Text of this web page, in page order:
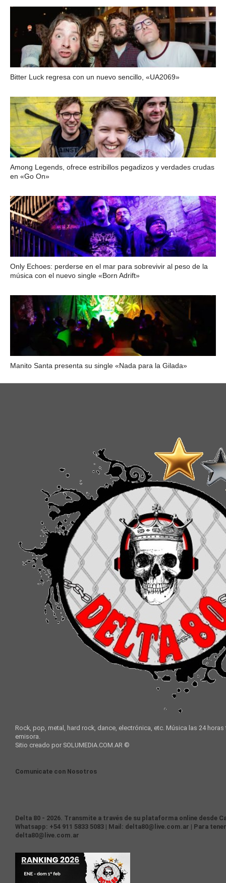
Bitter Luck regresa con un nuevo sencillo, «UA2069»
Among Legends, ofrece estribillos pegadizos y verdades crudas
en «Go On»
Only Echoes: perderse en el mar para sobrevivir al peso de la
música con el nuevo single «Born Adrift»
Manito Santa presenta su single «Nada para la Gilada»
Rock, pop, metal, hard rock, dance, electrónica, etc. Música las 24
emisora.
Sitio creado por SOLUMEDIA.COM.AR ©
Comunicate con Nosotros
Delta 80 - 2026. Transmite a través de su plataforma online desde
Whatsapp: +54 911 5833 5083 | Mail: delta80@live.com.ar | Para
delta80@live.com.ar